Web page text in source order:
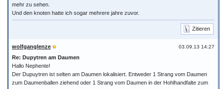
mehr zu sehen.
Und den knoten hatte ich sogar mehrere jahre zuvor.
Zitieren
03.09.13 14:27
wolfganglenze
Re: Dupytren am Daumen
Hallo Nephente!
Der Dupuytren ist selten am Daumen lokalisiert. Entweder 1 Strang vom Daumen
zum Daumenballen ziehend oder 1 Strang vom Daumen in der Hohlhandfalte zum